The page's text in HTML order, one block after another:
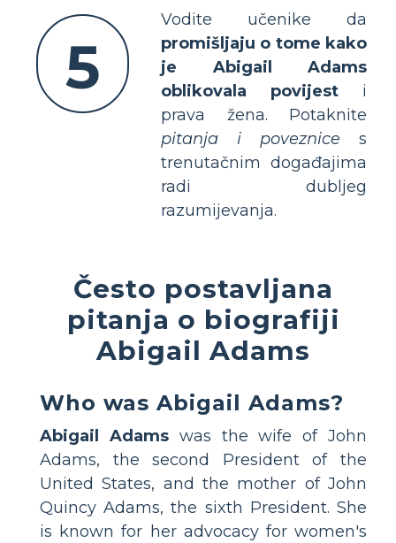
5
Vodite učenike da
promišljaju o tome kako
je Abigail Adams
oblikovala povijest i
prava žena. Potaknite
pitanja i poveznice s
trenutačnim događajima
radi dubljeg
razumijevanja.
Često postavljana
pitanja o biografiji
Abigail Adams
Who was Abigail Adams?
Abigail Adamswas the wife of John
Adams, the second President of the
United States, and the mother of John
Quincy Adams, the sixth President. She
is known for her advocacy for women's